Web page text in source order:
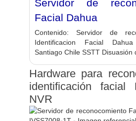
Servidor de
Facial Dahua
Contenido: Servidor de
Identificacion Facial
Santiago Chile SSTT Disuasión
Hardware para
identificación facial
NVR